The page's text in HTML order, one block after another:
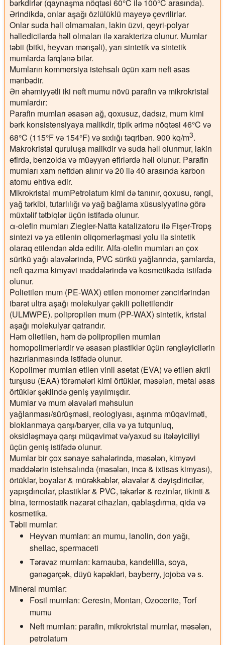
bərkdirlər (qaynaşma nöqtəsi 60°C ilə 100°C arasında).
Ərindikdə, onlar aşağı özlülüklü mayeyə çevrilirlər.
Onlar suda həll olmamaları, lakin üzvi, qeyri-polyar
həlledicilərdə həll olmaları ilə xarakterizə olunur. Mumlar
təbii (bitki, heyvan mənşəli), yarı sintetik və sintetik
mumlarda fərqlənə bilər.
Mumların kommersiya istehsalı üçün xam neft əsas
mənbədir.
Ən əhəmiyyətli iki neft mumu növü parafin və mikrokristal
mumlardır:
Parafin mumları əsasən ağ, qoxusuz, dadsız, mum kimi
bərk konsistensiyaya malikdir, tipik ərimə nöqtəsi 46°C və
68°C (115°F və 154°F) və sıxlığı təqribən. 900 kq/m3.
Makrokristal quruluşa malikdir və suda həll olunmur, lakin
efirdə, benzolda və müəyyən efirlərdə həll olunur. Parafin
mumları xam neftdən alınır və 20 ilə 40 arasında karbon
atomu ehtiva edir.
Mikrokristal mumPetrolatum kimi də tanınır, qoxusu, rəngi,
yağ tərkibi, tutarlılığı və yağ bağlama xüsusiyyətinə görə
müxtəlif tətbiqlər üçün istifadə olunur.
α-olefin mumları Ziegler-Natta katalizatoru ilə Fişer-Tropş
sintezi və ya etilenin oliqomerləşməsi yolu ilə sintetik
olaraq etilendən əldə edilir. Alfa-olefin mumları ən çox
sürtkü yağı əlavələrində, PVC sürtkü yağlarında, şamlarda,
neft qazma kimyəvi maddələrində və kosmetikada istifadə
olunur.
Polietilen mum (PE-WAX) etilen monomer zəncirlərindən
ibarət ultra aşağı molekulyar çəkili polietilendir
(ULMWPE). polipropilen mum (PP-WAX) sintetik, kristal
aşağı molekulyar qatrandır.
Həm olietilen, həm də polipropilen mumları
homopolimerlərdir və əsasən plastiklər üçün rəngləyicilərin
hazırlanmasında istifadə olunur.
Kopolimer mumları etilen vinil asetat (EVA) və etilen akril
turşusu (EAA) törəmələri kimi örtüklər, məsələn, metal əsas
örtüklər şəklində geniş yayılmışdır.
Mumlar və mum əlavələri məhsulun
yağlanması/sürüşməsi, reologiyası, aşınma müqaviməti,
bloklanmaya qarşı/baryer, cila və ya tutqunluq,
oksidləşməyə qarşı müqavimət və/yaxud su itələyiciliyi
üçün geniş istifadə olunur.
Mumlar bir çox sənaye sahələrində, məsələn, kimyəvi
maddələrin istehsalında (məsələn, incə & ixtisas kimyası),
örtüklər, boyalar & mürəkkəblər, əlavələr & dəyişdiricilər,
yapışdırıcılar, plastiklər & PVC, təkərlər & rezinlər, tikinti &
bina, termostatik nəzarət cihazları, qablaşdırma, qida və
kosmetika.
Təbii mumlar:
Heyvan mumları: arı mumu, lanolin, don yağı,
shellac, spermaceti
Tərəvəz mumları: karnauba, kandelilla, soya,
gənəgərçək, düyü kəpəkləri, bayberry, jojoba və s.
Mineral mumlar:
Fosil mumları: Ceresin, Montan, Ozocerite, Torf
mumu
Neft mumları: parafin, mikrokristal mumlar, məsələn,
petrolatum